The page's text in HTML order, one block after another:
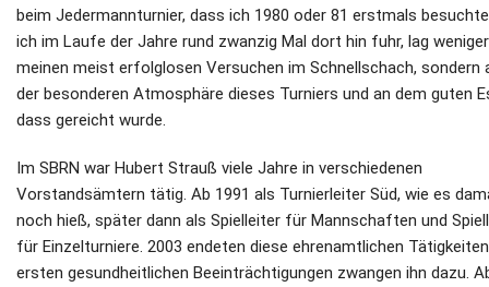
beim Jedermannturnier, dass ich 1980 oder 81 erstmals
ich im Laufe der Jahre rund zwanzig Mal dort hin fuhr, lag
meinen meist erfolglosen Versuchen im Schnellschach, sondern
der besonderen Atmosphäre dieses Turniers und an dem guten
dass gereicht wurde.
Im SBRN war Hubert Strauß viele Jahre in verschiedenen
Vorstandsämtern tätig. Ab 1991 als Turnierleiter Süd, wie es
noch hieß, später dann als Spielleiter für Mannschaften und
für Einzelturniere. 2003 endeten diese ehrenamtlichen
ersten gesundheitlichen Beeinträchtigungen zwangen ihn dazu.